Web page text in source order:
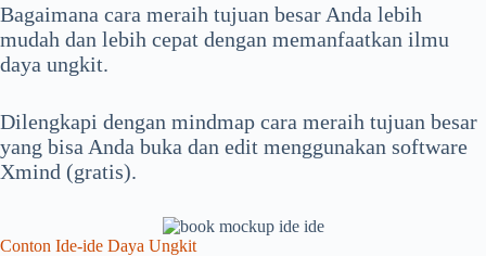
Bagaimana cara meraih tujuan besar Anda lebih
mudah dan lebih cepat dengan memanfaatkan ilmu
daya ungkit.
Dilengkapi dengan mindmap cara meraih tujuan besar
yang bisa Anda buka dan edit menggunakan software
Xmind (gratis).
Conton Ide-ide Daya Ungkit